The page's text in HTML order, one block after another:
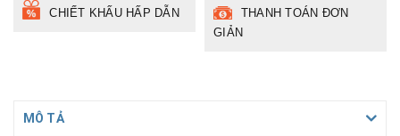
CHIẾT KHẤU HẤP DẪN
THANH TOÁN ĐƠN
GIẢN
MÔ TẢ